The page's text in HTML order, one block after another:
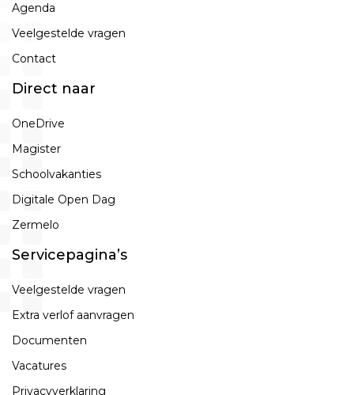
Agenda
Veelgestelde vragen
Contact
Direct naar
OneDrive
Magister
Schoolvakanties
Digitale Open Dag
Zermelo
Servicepagina’s
Veelgestelde vragen
Extra verlof aanvragen
Documenten
Vacatures
Privacyverklaring